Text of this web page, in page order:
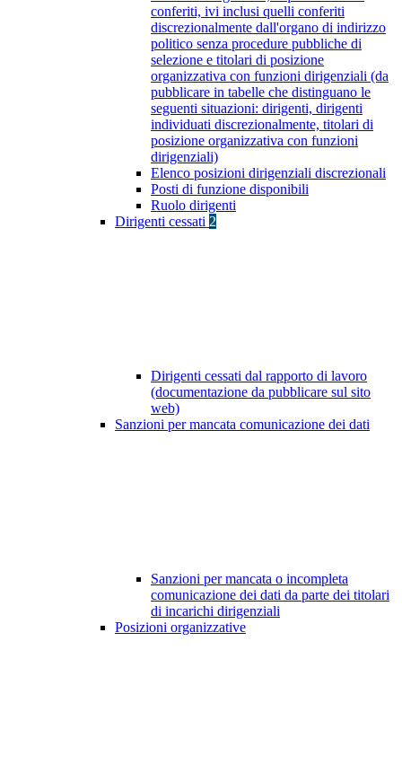
conferiti, ivi inclusi quelli conferiti
discrezionalmente dall'organo di indirizzo
politico senza procedure pubbliche di
selezione e titolari di posizione
organizzativa con funzioni dirigenziali (da
pubblicare in tabelle che distinguano le
seguenti situazioni: dirigenti, dirigenti
individuati discrezionalmente, titolari di
posizione organizzativa con funzioni
dirigenziali)
Elenco posizioni dirigenziali discrezionali
Posti di funzione disponibili
Ruolo dirigenti
Dirigenti cessati 2
Dirigenti cessati dal rapporto di lavoro
(documentazione da pubblicare sul sito
web)
Sanzioni per mancata comunicazione dei dati
Sanzioni per mancata o incompleta
comunicazione dei dati da parte dei titolari
di incarichi dirigenziali
Posizioni organizzative